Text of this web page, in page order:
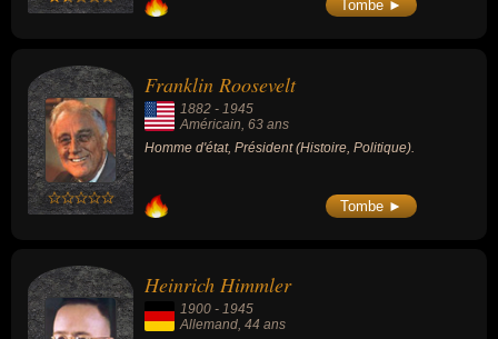
Tombe ►
Franklin Roosevelt
1882 - 1945
Américain , 63 ans
Homme d'état, Président (Histoire, Politique).
Tombe ►
Heinrich Himmler
1900 - 1945
Allemand, 44 ans